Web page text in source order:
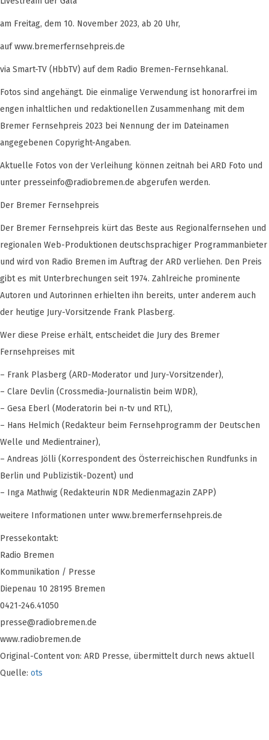
am Freitag, dem 10. November 2023, ab 20 Uhr,
auf www.bremerfernsehpreis.de
via Smart-TV (HbbTV) auf dem Radio Bremen-Fernsehkanal.
Fotos sind angehängt. Die einmalige Verwendung ist honorarfrei im
engen inhaltlichen und redaktionellen Zusammenhang mit dem
Bremer Fernsehpreis 2023 bei Nennung der im Dateinamen
angegebenen Copyright-Angaben.
Aktuelle Fotos von der Verleihung können zeitnah bei ARD Foto und
unter presseinfo@radiobremen.de abgerufen werden.
Der Bremer Fernsehpreis
Der Bremer Fernsehpreis kürt das Beste aus Regionalfernsehen und
regionalen Web-Produktionen deutschsprachiger Programmanbieter
und wird von Radio Bremen im Auftrag der ARD verliehen. Den Preis
gibt es mit Unterbrechungen seit 1974. Zahlreiche prominente
Autoren und Autorinnen erhielten ihn bereits, unter anderem auch
der heutige Jury-Vorsitzende Frank Plasberg.
Wer diese Preise erhält, entscheidet die Jury des Bremer
Fernsehpreises mit
– Frank Plasberg (ARD-Moderator und Jury-Vorsitzender),
– Clare Devlin (Crossmedia-Journalistin beim WDR),
– Gesa Eberl (Moderatorin bei n-tv und RTL),
– Hans Helmich (Redakteur beim Fernsehprogramm der Deutschen
Welle und Medientrainer),
– Andreas Jölli (Korrespondent des Österreichischen Rundfunks in
Berlin und Publizistik-Dozent) und
– Inga Mathwig (Redakteurin NDR Medienmagazin ZAPP)
weitere Informationen unter www.bremerfernsehpreis.de
Pressekontakt:
Radio Bremen
Kommunikation / Presse
Diepenau 10 28195 Bremen
0421-246.41050
presse@radiobremen.de
www.radiobremen.de
Original-Content von: ARD Presse, übermittelt durch news aktuell
Quelle: ots